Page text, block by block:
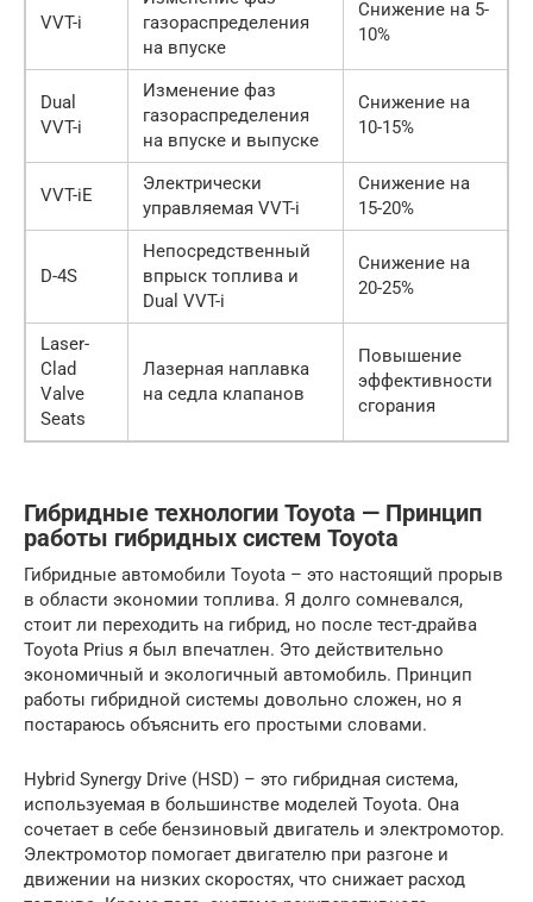
VVT-i
газораспределения
на впуске
Снижение на 5-
10%
Dual
VVT-i
Изменение фаз
газораспределения
на впуске и выпуске
Снижение на
10-15%
VVT-iE
Электрически
управляемая VVT-i
Снижение на
15-20%
D-4S
Непосредственный
впрыск топлива и
Dual VVT-i
Снижение на
20-25%
Laser-
Clad
Valve
Seats
Лазерная наплавка
на седла клапанов
Повышение
эффективности
сгорания
Гибридные технологии Toyota — Принцип
работы гибридных систем Toyota
Гибридные автомобили Toyota – это настоящий прорыв
в области экономии топлива. Я долго сомневался,
стоит ли переходить на гибрид, но после тест-драйва
Toyota Prius я был впечатлен. Это действительно
экономичный и экологичный автомобиль. Принцип
работы гибридной системы довольно сложен, но я
постараюсь объяснить его простыми словами.
Hybrid Synergy Drive (HSD) – это гибридная система,
используемая в большинстве моделей Toyota. Она
сочетает в себе бензиновый двигатель и электромотор.
Электромотор помогает двигателю при разгоне и
движении на низких скоростях, что снижает расход